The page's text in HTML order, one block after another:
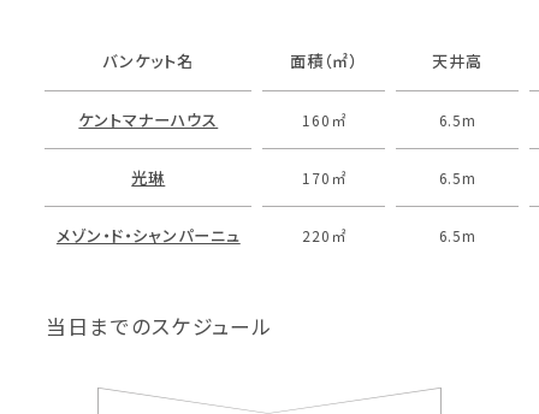
バンケット名 面積（㎡） 天井高
ケントマナーハウス 160㎡ 6.5m
光琳 170㎡ 6.5m
メゾン・ド・シャンパーニュ 220㎡ 6.5m
当日までのスケジュール